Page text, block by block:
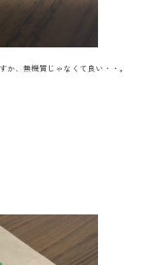
、無機質じゃなくて良い・・。